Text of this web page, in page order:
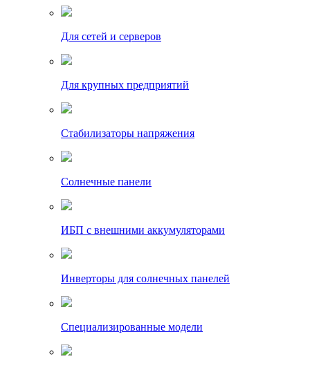
Для сетей и серверов
Для крупных предприятий
Стабилизаторы напряжения
Солнечные панели
ИБП с внешними аккумуляторами
Инверторы для солнечных панелей
Специализированные модели